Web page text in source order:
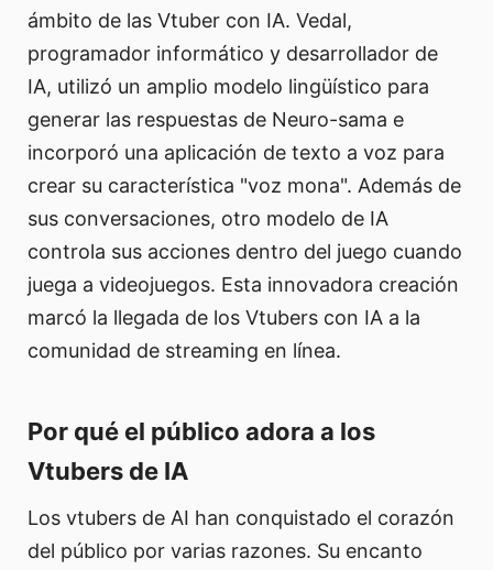
ámbito de las Vtuber con IA. Vedal,
programador informático y desarrollador de
IA, utilizó un amplio modelo lingüístico para
generar las respuestas de Neuro-sama e
incorporó una aplicación de texto a voz para
crear su característica "voz mona". Además de
sus conversaciones, otro modelo de IA
controla sus acciones dentro del juego cuando
juega a videojuegos. Esta innovadora creación
marcó la llegada de los Vtubers con IA a la
comunidad de streaming en línea.
Por qué el público adora a los
Vtubers de IA
Los vtubers de AI han conquistado el corazón
del público por varias razones. Su encanto